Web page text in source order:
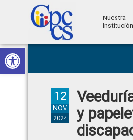
Abrir barra de herramientas
Skip
to
primary
Skip
to
main
Skip
to
primary
Skip
to
footer
Ciudadana
Control
Ciudadano
Nuestra
Institución
y
12
NOV
2024